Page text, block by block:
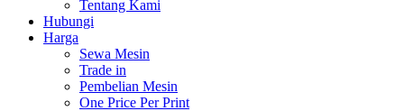
Tentang Kami
Hubungi
Harga
Sewa Mesin
Trade in
Pembelian Mesin
One Price Per Print